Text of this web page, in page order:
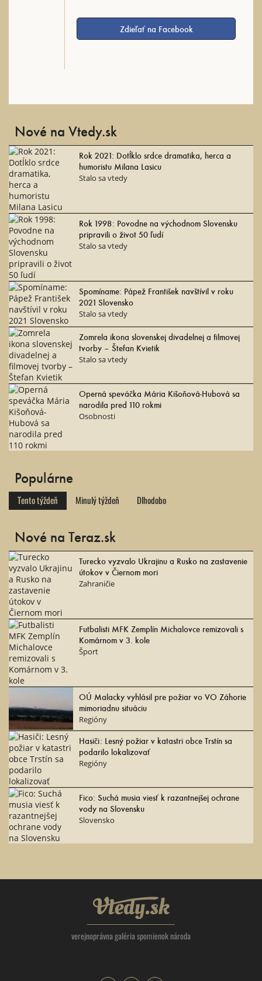
Zdieľať na Facebook
Nové na Vtedy.sk
Rok 2021: Dotĺklo srdce dramatika, herca a
humoristu Milana Lasicu
Stalo sa vtedy
Rok 1998: Povodne na východnom Slovensku
pripravili o život 50 ľudí
Stalo sa vtedy
Spomíname: Pápež František navštívil v roku
2021 Slovensko
Stalo sa vtedy
Zomrela ikona slovenskej divadelnej a filmovej
tvorby – Štefan Kvietik
Stalo sa vtedy
Operná speváčka Mária Kišoňová-Hubová sa
narodila pred 110 rokmi
Osobnosti
Populárne
Tento týždeň Minulý týždeň Dlhodobo
Nové na Teraz.sk
Turecko vyzvalo Ukrajinu a Rusko na zastavenie
útokov v Čiernom mori
Zahraničie
Futbalisti MFK Zemplín Michalovce remizovali s
Komárnom v 3. kole
Šport
OÚ Malacky vyhlásil pre požiar vo VO Záhorie
mimoriadnu situáciu
Regióny
Hasiči: Lesný požiar v katastri obce Trstín sa
podarilo lokalizovať
Regióny
Fico: Suchá musia viesť k razantnejšej ochrane
vody na Slovensku
Slovensko
Vtedy.sk
verejnoprávna galéria spomienok národa